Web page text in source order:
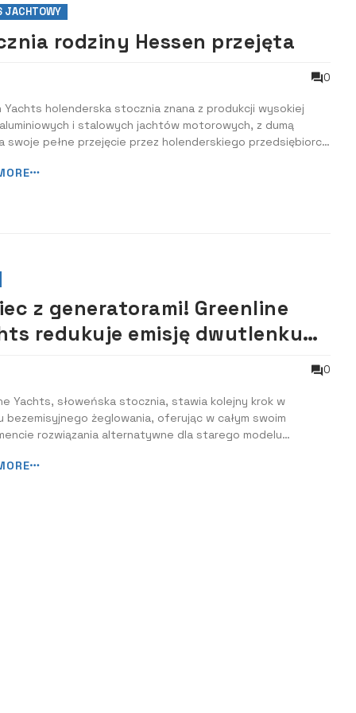
JACHTOWY
rodziny Hessen przejęta
0
Yachts holenderska stocznia znana z produkcji wysokiej
i stalowych jachtów motorowych, z dumą
swoje pełne przejęcie przez holenderskiego przedsiębiorcę
Heesen, wzmacniając jego dziedzictwo innowacji,
z generatorami! Greenline
redukuje emisję dwutlenku
nie psując przy tym zabawy z 0
Yachts, słoweńska stocznia, stawia kolejny krok w
bezemisyjnego żeglowania, oferując w całym swoim
rozwiązania alternatywne dla starego modelu
Power Pack), stanowiąca solidne połączenie